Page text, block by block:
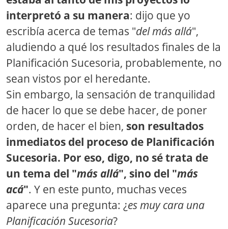
interpretó a su manera: dijo que yo
escribía acerca de temas "del más allá",
aludiendo a qué los resultados finales de la
Planificación Sucesoria, probablemente, no
sean vistos por el heredante.
Sin embargo, la sensación de tranquilidad
de hacer lo que se debe hacer, de poner
orden, de hacer el bien, son resultados
inmediatos del proceso de Planificación
Sucesoria. Por eso, digo, no sé trata de
un tema del "más allá", sino del "más
acá". Y en este punto, muchas veces
aparece una pregunta: ¿es muy cara una
Planificación Sucesoria?